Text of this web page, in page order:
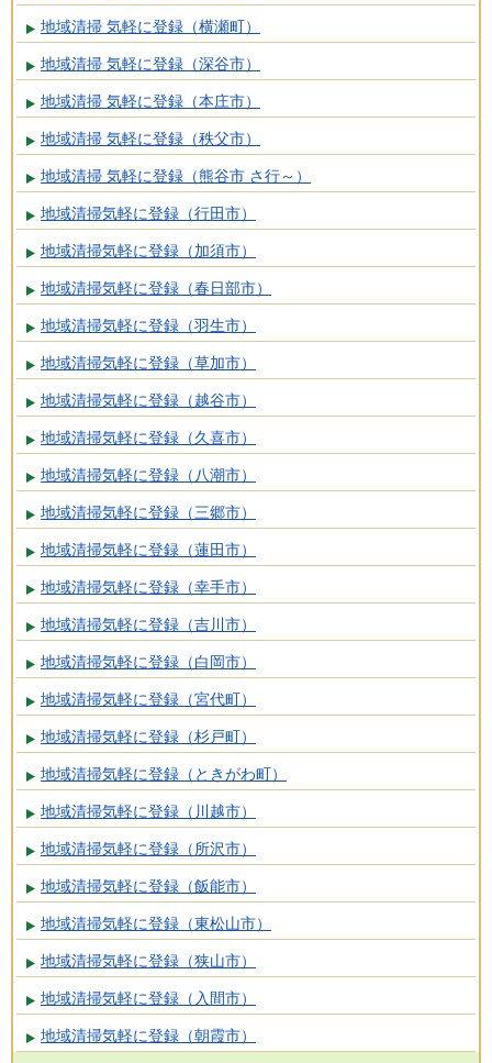
地域清掃 気軽に登録（横瀬町）
地域清掃 気軽に登録（深谷市）
地域清掃 気軽に登録（本庄市）
地域清掃 気軽に登録（秩父市）
地域清掃 気軽に登録（熊谷市 さ行～）
地域清掃気軽に登録（行田市）
地域清掃気軽に登録（加須市）
地域清掃気軽に登録（春日部市）
地域清掃気軽に登録（羽生市）
地域清掃気軽に登録（草加市）
地域清掃気軽に登録（越谷市）
地域清掃気軽に登録（久喜市）
地域清掃気軽に登録（八潮市）
地域清掃気軽に登録（三郷市）
地域清掃気軽に登録（蓮田市）
地域清掃気軽に登録（幸手市）
地域清掃気軽に登録（吉川市）
地域清掃気軽に登録（白岡市）
地域清掃気軽に登録（宮代町）
地域清掃気軽に登録（杉戸町）
地域清掃気軽に登録（ときがわ町）
地域清掃気軽に登録（川越市）
地域清掃気軽に登録（所沢市）
地域清掃気軽に登録（飯能市）
地域清掃気軽に登録（東松山市）
地域清掃気軽に登録（狭山市）
地域清掃気軽に登録（入間市）
地域清掃気軽に登録（朝霞市）